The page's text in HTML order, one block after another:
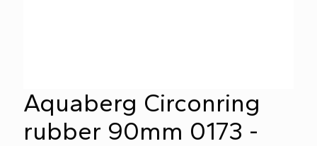
Aquaberg Circonring
rubber 90mm 0173 -